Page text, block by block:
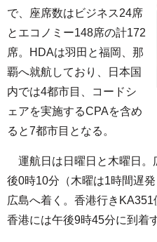
で、座席数はビジネス24席
とエコノミー148席の計172
席。HDAは羽田と福岡、那
覇へ就航しており、日本国
内では4都市目、コードシ
ェアを実施するCPAを含め
ると7都市目となる。
運航日は日曜日と木曜日。
後0時10分（木曜は1時間遅
広島へ着く。香港行きKA351
香港には午後9時45分に到着